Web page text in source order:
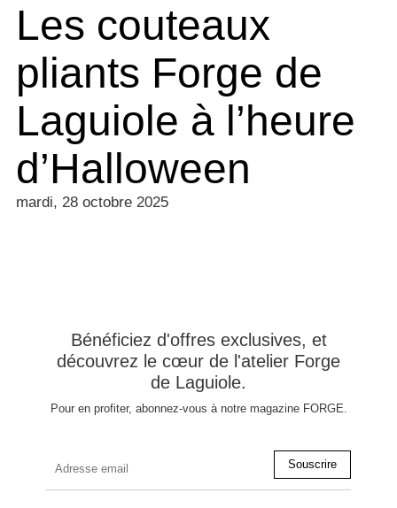
Les couteaux
pliants Forge de
Laguiole à l’heure
d’Halloween
mardi, 28 octobre 2025
Bénéficiez d'offres exclusives, et
découvrez le cœur de l'atelier Forge
de Laguiole.
Pour en profiter, abonnez-vous à notre magazine FORGE.